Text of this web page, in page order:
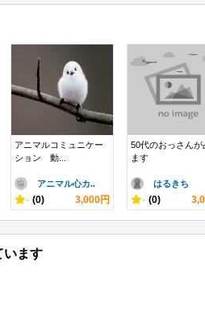
アニマルコミュニケー
ション 動...
アニマル心カ..
- (0) 3,000円
50代のおっさんが
ます
はるきち
- (0)
います